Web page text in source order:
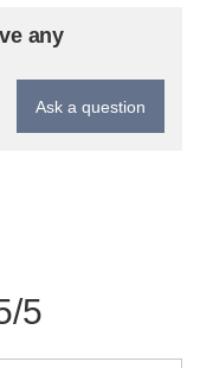
any
Ask a question
5